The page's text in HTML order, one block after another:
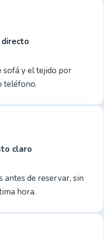
sofá y el tejido por
teléfono.
claro
antes de reservar, sin
hora.